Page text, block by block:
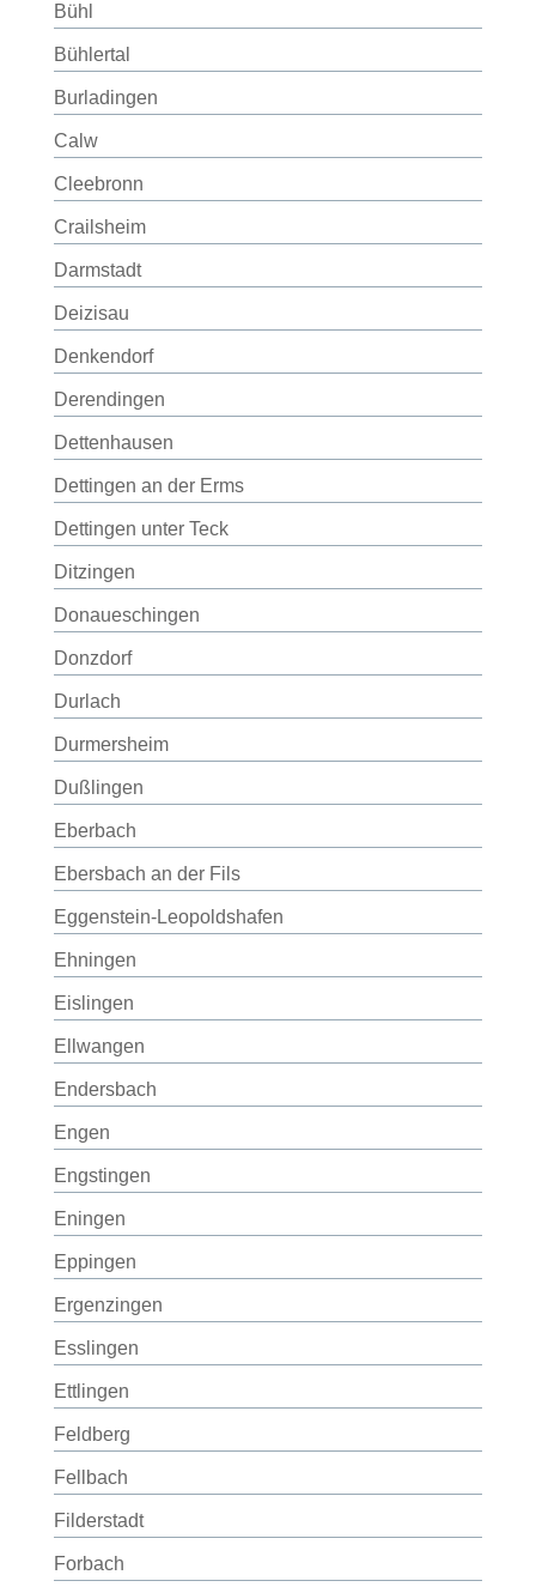
Bühl
Bühlertal
Burladingen
Calw
Cleebronn
Crailsheim
Darmstadt
Deizisau
Denkendorf
Derendingen
Dettenhausen
Dettingen an der Erms
Dettingen unter Teck
Ditzingen
Donaueschingen
Donzdorf
Durlach
Durmersheim
Dußlingen
Eberbach
Ebersbach an der Fils
Eggenstein-Leopoldshafen
Ehningen
Eislingen
Ellwangen
Endersbach
Engen
Engstingen
Eningen
Eppingen
Ergenzingen
Esslingen
Ettlingen
Feldberg
Fellbach
Filderstadt
Forbach